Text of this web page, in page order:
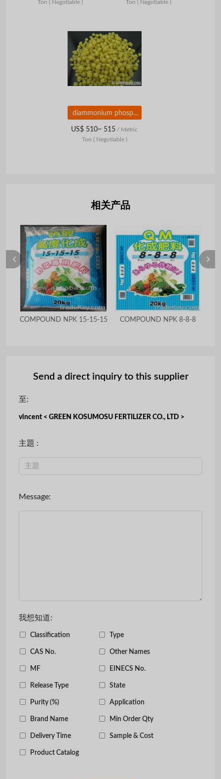
Ton ( Negotiable ) Ton ( Negotiable )
diammonium phosphate (DAP)
US$ 510~ 515 / Metric
Ton ( Negotiable )
相关产品
COMPOUND NPK 15-15-15 COMPOUND NPK 8-8-8
Send a direct inquiry to this supplier
至:
vincent < GREEN KOSUMOSU FERTILIZER CO., LTD >
主題 :
Message:
我想知道:
Classification Type
CAS No. Other Names
MF EINECS No.
Release Type State
Purity (%) Application
Brand Name Min Order Qty
Delivery Time Sample & Cost
Product Catalog